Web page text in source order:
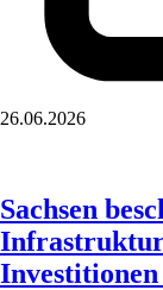
26.06.2026
Sachsen
Investitionen